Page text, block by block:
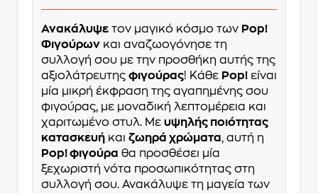
Ανακάλυψε τον μαγικό κόσμο των Pop!
Φιγούρων και αναζωογόνησε τη
συλλογή σου με την προσθήκη αυτής της
αξιολάτρευτης φιγούρας! Κάθε Pop! είναι
μία μικρή έκφραση της αγαπημένης σου
φιγούρας, με μοναδική λεπτομέρεια και
χαριτωμένο στυλ. Με υψηλής ποιότητας
κατασκευή και ζωηρά χρώματα, αυτή η
Pop! φιγούρα θα προσθέσει μία
ξεχωριστή νότα προσωπικότητας στη
συλλογή σου. Ανακάλυψε τη μαγεία των